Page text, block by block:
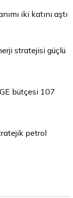
iki katını aştı
stratejisi güçlü
bütçesi 107
petrol